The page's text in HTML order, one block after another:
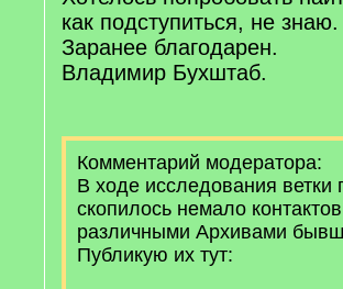
как подступиться, не знаю.
Заранее благодарен.
Владимир Бухштаб.
Комментарий модератора:
В ходе исследования ветки
скопилось немало
различными Архивами
Публикую их тут: